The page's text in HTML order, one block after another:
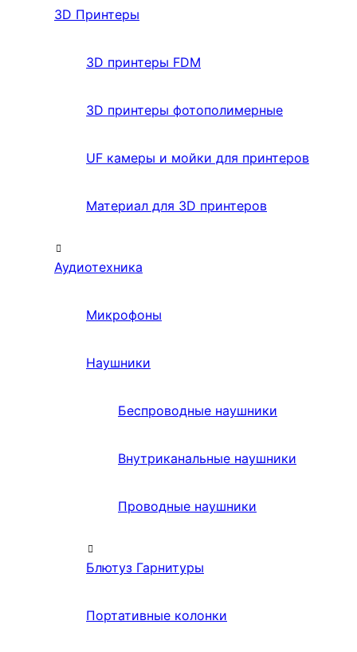
3D Принтеры
3D принтеры FDM
3D принтеры фотополимерные
UF камеры и мойки для принтеров
Материал для 3D принтеров
Аудиотехника
Микрофоны
Наушники
Беспроводные наушники
Внутриканальные наушники
Проводные наушники
Блютуз Гарнитуры
Портативные колонки